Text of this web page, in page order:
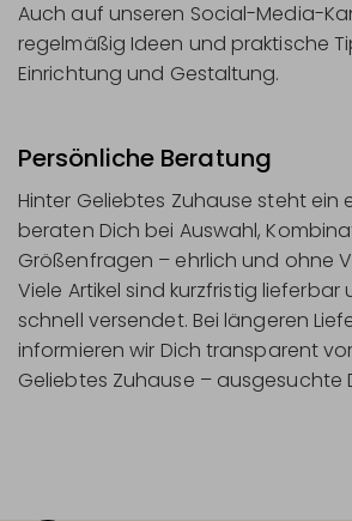
Auch auf unseren Social-Media-
regelmäßig Ideen und praktische
Einrichtung und Gestaltung.
Persönliche Beratung
Hinter Geliebtes Zuhause steht ein
beraten Dich bei Auswahl,
Größenfragen – ehrlich und ohne
Viele Artikel sind kurzfristig lieferbar
schnell versendet. Bei längeren
informieren wir Dich transparent
Geliebtes Zuhause – ausgesuchte